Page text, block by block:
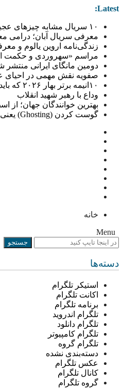
Latest:
۱۰ سریال مشابه چیزهای عجیب که ارزش تماشا دارند
معرفی سریال آبان؛ درامی
زندگی‌نامه اروین یالوم و
مراسم «سهروردی و حکمت
دومین مانگای ایرانی منتشر
صفویه نقش مهمی در احیای
۱۰انیمه برتر بهار ۲۰۲۶ که باید ببینید: فصل سورپرایزها!
وداع با رهبر شهید انقلاب
بهترین خوانندگان جهان؛ از
گوست کردن (Ghosting) یعنی چی؟ علت گوستینگ در رابطه + راهکار
خانه
Menu
دسته‌ها
استیکر تلگرام
اکانت تلگرام
برنامه تلگرام
تلگرام اندروید
تلگرام دانلود
تلگرام کامپیوتر
تلگرام گروه
دسته‌بندی نشده
عکس تلگرام
کانال تلگرام
گروه تلگرام